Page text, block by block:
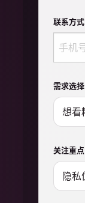
联系方式
需求选择
关注重点